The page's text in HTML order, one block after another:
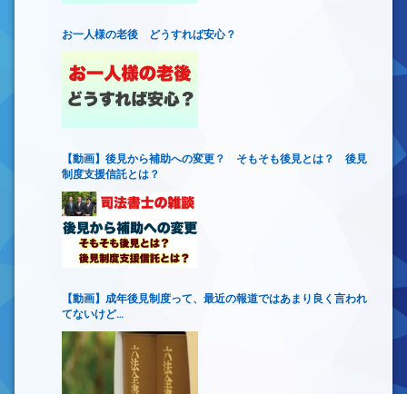
お一人様の老後 どうすれば安心？
【動画】後見から補助への変更？ そもそも後見とは？ 後見
制度支援信託とは？
【動画】成年後見制度って、最近の報道ではあまり良く言われ
てないけど…